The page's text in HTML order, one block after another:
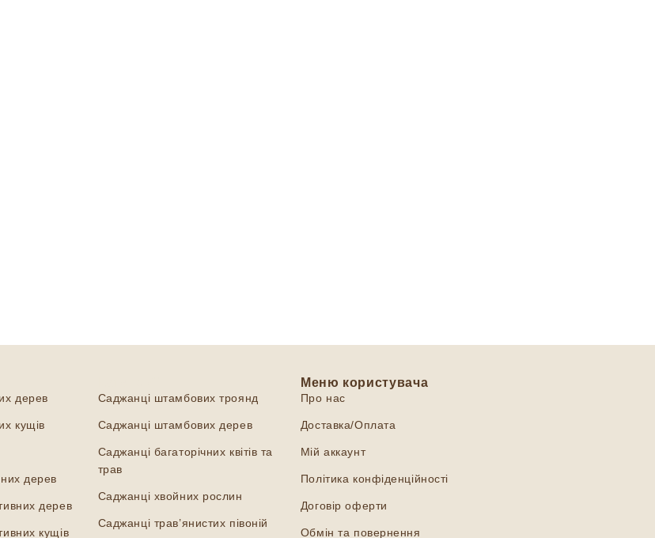
дерев
кущів
дерев
дерев
кущів
Саджанці штамбових троянд
Саджанці штамбових дерев
Саджанці багаторічних квітів та
трав
Саджанці хвойних рослин
Саджанці трав’янистих півоній
Меню користувача
Про нас
Доставка/Оплата
Мій аккаунт
Політика конфіденційності
Договір оферти
Обмін та повернення